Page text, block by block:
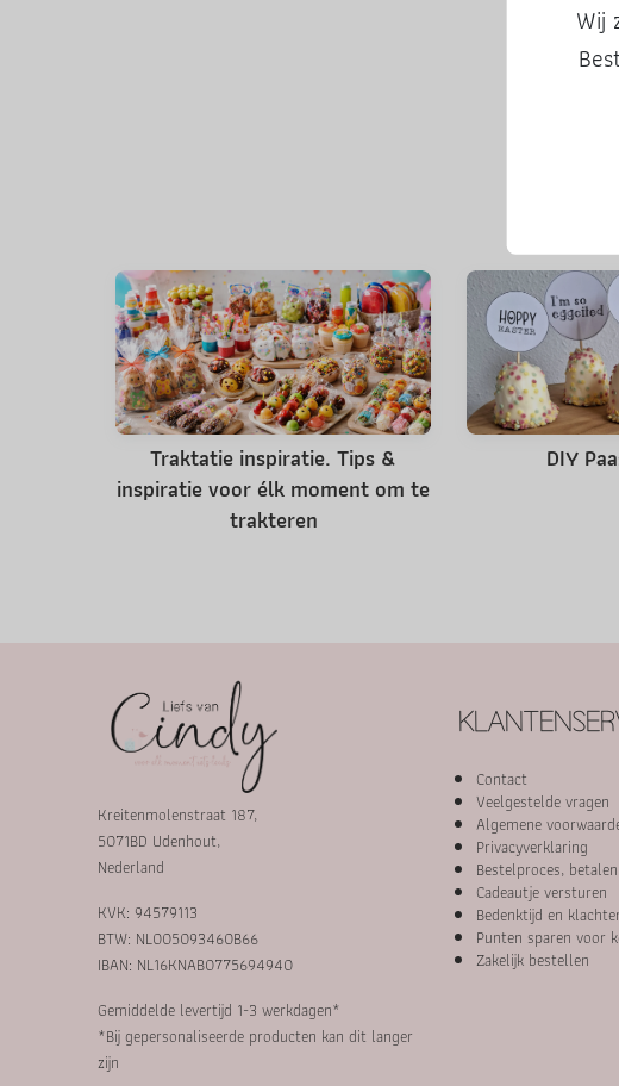
Traktatie inspiratie. Tips &
inspiratie voor élk moment om te
trakteren
DIY
Wij
Kreitenmolenstraat 187,
5071BD Udenhout,
Nederland
KVK: 94579113
BTW: NL005093460B66
IBAN: NL16KNAB0775694940
Gemiddelde levertijd 1-3 werkdagen*
*Bij gepersonaliseerde producten kan dit langer
zijn
Contact
Veelgestelde vragen
Algemene
Privacyverklaring
Bestelproces,
Cadeautje versturen
Bedenktijd en
Punten sparen voor
Zakelijk bestellen